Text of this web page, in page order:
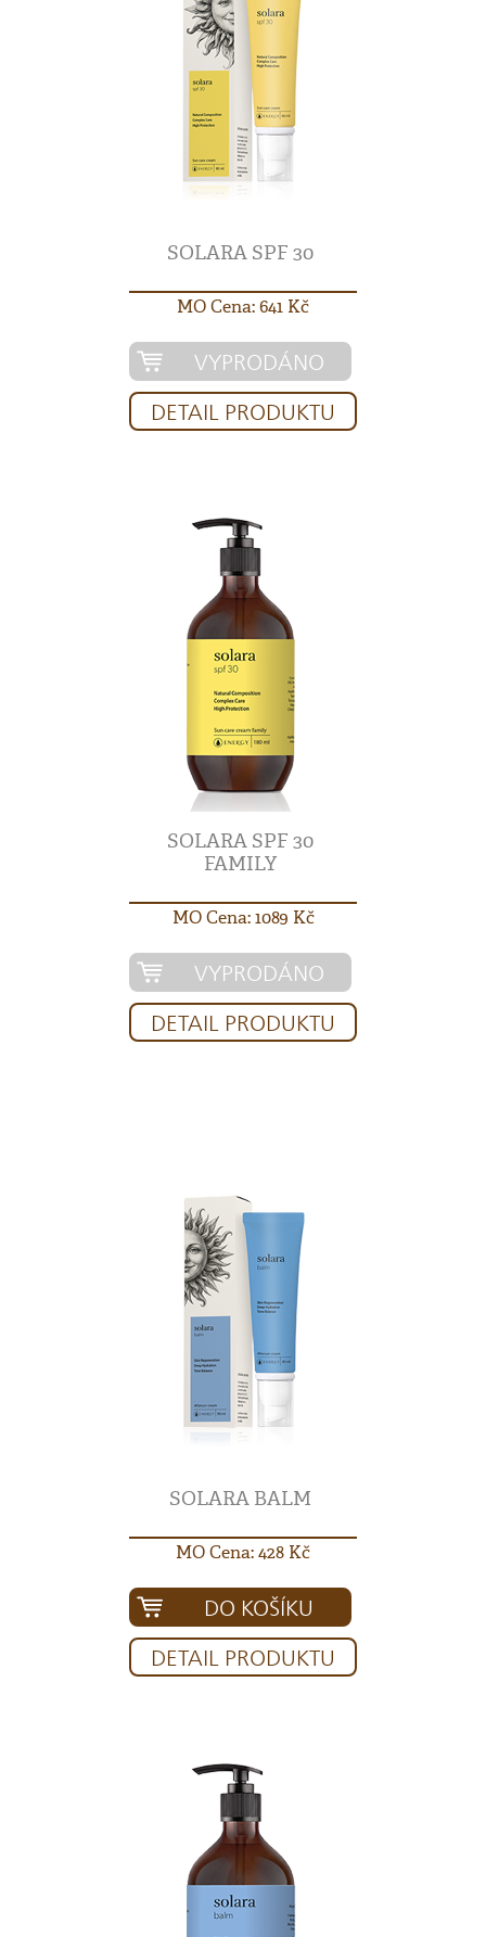
SOLARA SPF 30
MO Cena: 641 Kč
VYPRODÁNO
DETAIL PRODUKTU
SOLARA SPF 30
FAMILY
MO Cena: 1089 Kč
VYPRODÁNO
DETAIL PRODUKTU
SOLARA BALM
MO Cena: 428 Kč
DO KOŠÍKU
DETAIL PRODUKTU